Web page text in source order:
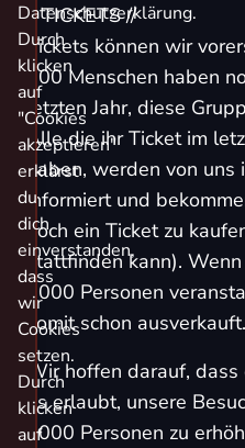
// TICKETS //
Tickets können wir
900 Menschen haben
letzten Jahr, diese
Alle die ihr Ticket im
haben, werden von uns
informiert und
noch ein Ticket zu
stattfinden kann).
1000 Personen
somit schon ausverkauft.
Wir hoffen darauf, dass
es erlaubt, unsere
2000 Personen zu
Datenschutzerklärung.
Durch
klicken
auf
"Cookies
akzeptieren"
erklärst
du
dich
einverstanden,
dass
wir
Cookies
setzen.
Durch
klicken
auf